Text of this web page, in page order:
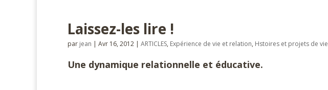
Laissez-les lire !
par jean | Avr 16, 2012 | ARTICLES, Expérience de vie et relation, Hstoires et projets de vie
Une dynamique relationnelle et éducative.